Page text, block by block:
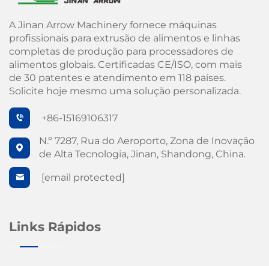
A Jinan Arrow Machinery fornece máquinas
profissionais para extrusão de alimentos e linhas
completas de produção para processadores de
alimentos globais. Certificadas CE/ISO, com mais
de 30 patentes e atendimento em 118 países.
Solicite hoje mesmo uma solução personalizada.
+86-15169106317
N.º 7287, Rua do Aeroporto, Zona de Inovação
de Alta Tecnologia, Jinan, Shandong, China.
[email protected]
Links Rápidos